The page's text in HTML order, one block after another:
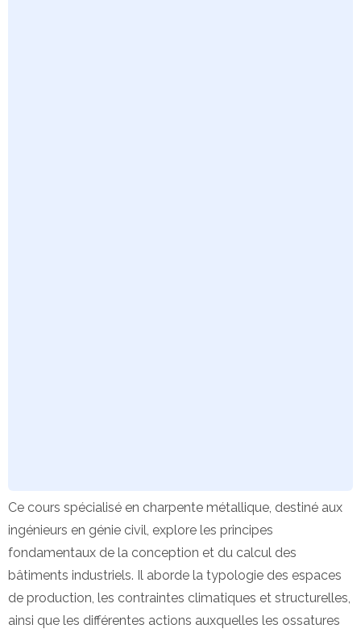
Ce cours spécialisé en charpente métallique, destiné aux
ingénieurs en génie civil, explore les principes
fondamentaux de la conception et du calcul des
bâtiments industriels. Il aborde la typologie des espaces
de production, les contraintes climatiques et structurelles,
ainsi que les différentes actions auxquelles les ossatures